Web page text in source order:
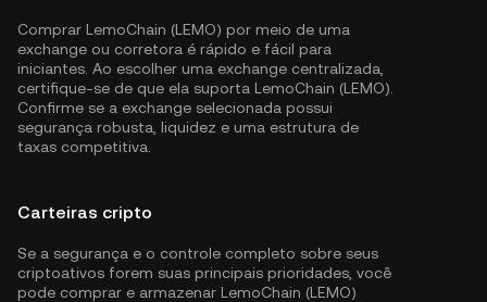
Comprar LemoChain (LEMO) por meio de uma
exchange ou corretora é rápido e fácil para
iniciantes. Ao escolher uma exchange centralizada,
certifique-se de que ela suporta LemoChain (LEMO).
Confirme se a exchange selecionada possui
segurança robusta, liquidez e uma estrutura de
taxas competitiva.
Carteiras cripto
Se a segurança e o controle completo sobre seus
criptoativos forem suas principais prioridades, você
pode comprar e armazenar LemoChain (LEMO)